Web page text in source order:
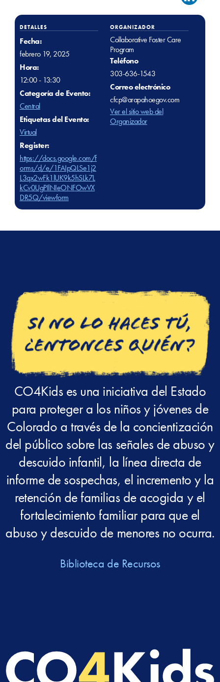
DETALLES
Fecha:
febrero 19, 2025
Hora:
12:00 - 13:30
Categoría de Evento:
Central
Etiquetas del Evento:
Virtual
Register:
https://docs.google.com/f
orms/d/e/1FAIpQLSe1j2
L3qx2wFk1lUK9k5hSLk7L
kCv0UgPIlNIeONFOwVX
DR5Q/viewform
ORGANIZADOR
Collaborative Foster Care
Program
Teléfono
303-636-1543
Correo electrónico
cfcp@arapahoegov.com
Ver el sitio web del
Organizador
CO4Kids es una iniciativa del Estado
para proteger a los niños y jóvenes de
Colorado a través de la concientización
del público sobre las señales de abuso y
descuido infantil, la línea directa de
informe de sospechas, el incremento y la
retención de familias de acogida y el
fortalecimiento familiar para que el
abuso y descuido de menores no ocurra.
Biblioteca de Recursos